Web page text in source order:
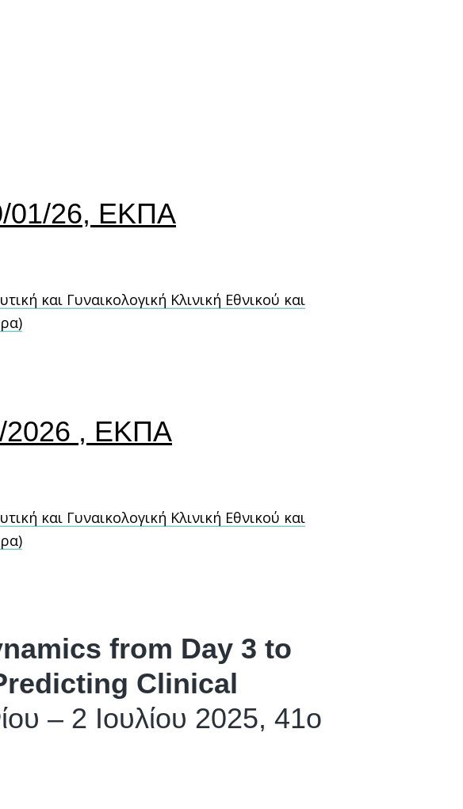
01/26, ΕΚΠΑ
και Γυναικολογική Κλινική Εθνικού και
2026 , ΕΚΠΑ
και Γυναικολογική Κλινική Εθνικού και
from Day 3 to
Clinical
– 2 Ιουλίου 2025, 41ο